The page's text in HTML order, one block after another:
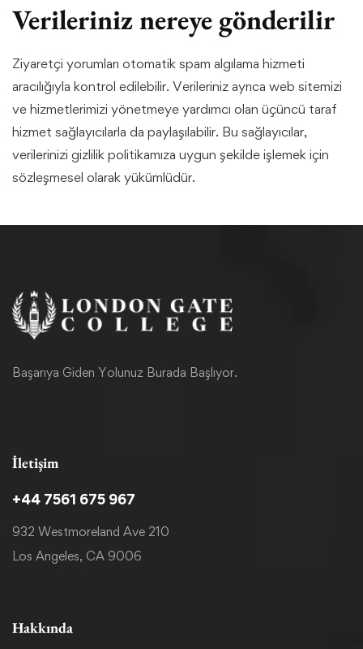
Verileriniz nereye gönderilir
Ziyaretçi yorumları otomatik spam algılama hizmeti
aracılığıyla kontrol edilebilir. Verileriniz ayrıca web sitemizi
ve hizmetlerimizi yönetmeye yardımcı olan üçüncü taraf
hizmet sağlayıcılarla da paylaşılabilir. Bu sağlayıcılar,
verilerinizi gizlilik politikamıza uygun şekilde işlemek için
sözleşmesel olarak yükümlüdür.
Başarıya Giden Yolunuz Burada Başlıyor.
İletişim
+44 7561 675 967
932 Westmoreland Ave 210
Los Angeles, CA 9006
Hakkında